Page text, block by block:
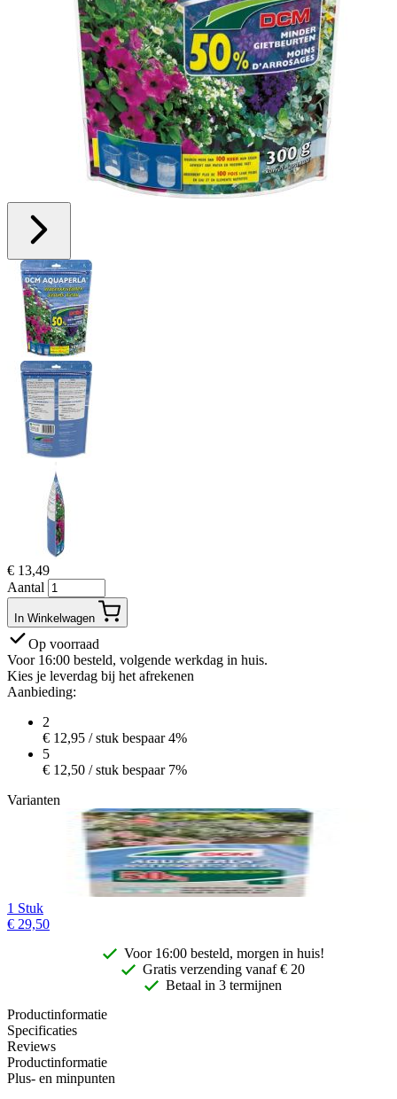
€ 13,49
Aantal
In Winkelwagen
Op voorraad
Voor 16:00 besteld, volgende werkdag in huis.
Kies je leverdag bij het afrekenen
Aanbieding:
2
€ 12,95 / stuk bespaar 4%
5
€ 12,50 / stuk bespaar 7%
Varianten
1 Stuk
€ 29,50
Voor 16:00 besteld, morgen in huis!
Gratis verzending vanaf € 20
Betaal in 3 termijnen
Productinformatie
Specificaties
Reviews
Productinformatie
Plus- en minpunten